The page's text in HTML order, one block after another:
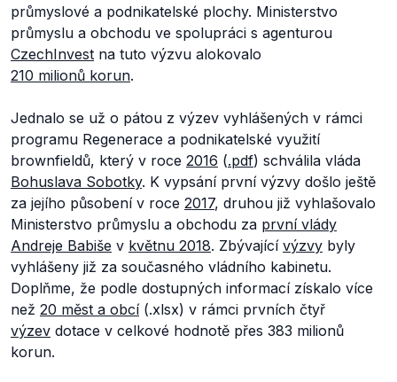
průmyslové a podnikatelské plochy. Ministerstvo
průmyslu a obchodu ve spolupráci s agenturou
CzechInvest na tuto výzvu alokovalo
210 milionů korun.
Jednalo se už o pátou z výzev vyhlášených v rámci
programu Regenerace a podnikatelské využití
brownfieldů, který v roce 2016 (.pdf) schválila vláda
Bohuslava Sobotky. K vypsání první výzvy došlo ještě
za jejího působení v roce 2017, druhou již vyhlašovalo
Ministerstvo průmyslu a obchodu za první vlády
Andreje Babiše v květnu 2018. Zbývající výzvy byly
vyhlášeny již za současného vládního kabinetu.
Doplňme, že podle dostupných informací získalo více
než 20 měst a obcí(.xlsx) v rámci prvních čtyř
výzev dotace v celkové hodnotě přes 383 milionů
korun.